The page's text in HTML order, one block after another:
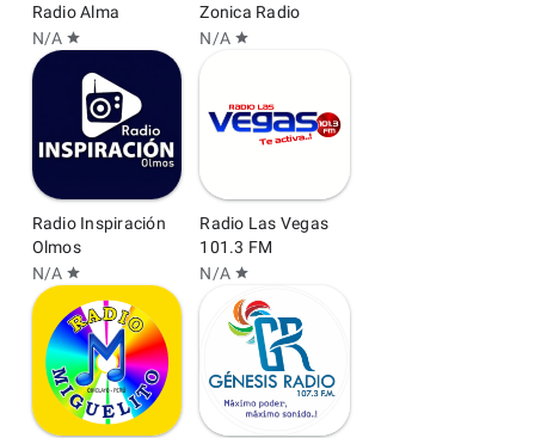
Radio Alma
N/A star
Zonica Radio
N/A star
Radio Inspiración
Olmos
N/A star
Radio Las Vegas
101.3 FM
N/A star